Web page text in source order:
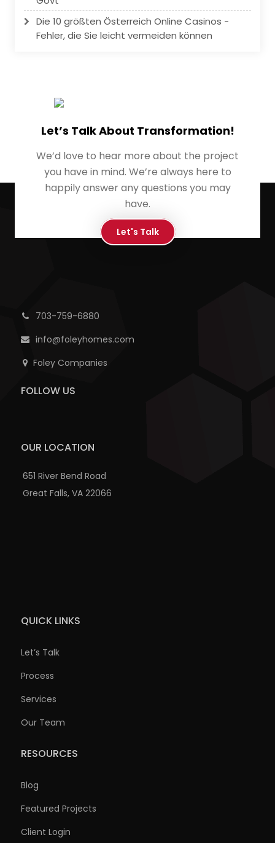
Die 10 größten Österreich Online Casinos -
Fehler, die Sie leicht vermeiden können
Let’s Talk About Transformation!
We’d love to hear more about the project
you have in mind. We’re always here to
happily answer any questions you may
have.
Let's Talk
703-759-6880
info@foleyhomes.com
Foley Companies
FOLLOW US
OUR LOCATION
651 River Bend Road
Great Falls, VA 22066
QUICK LINKS
Let’s Talk
Process
Services
Our Team
RESOURCES
Blog
Featured Projects
Client Login